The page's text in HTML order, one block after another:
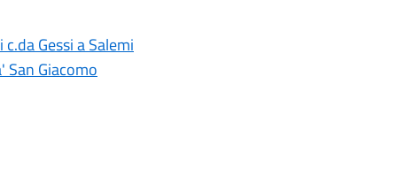
Gessi a Salemi
Giacomo